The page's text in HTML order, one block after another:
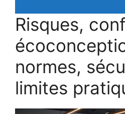
Risques,
normes,
limites